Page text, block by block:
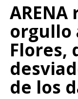
orgullo
Flores,
de los